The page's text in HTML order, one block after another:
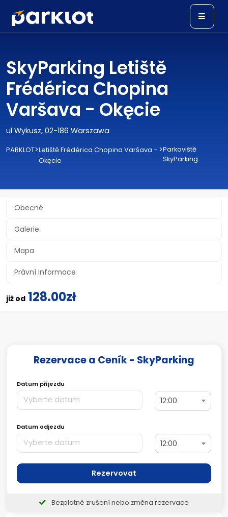
SkyParking Letiště
Frédérica Chopina
Varšava - Okęcie
ul Wykusz, 02-186 Warszawa
PARKLOT>Letiště Frédérica Chopina Varšava -
Okęcie
>Parkoviště
SkyParking
Obecné
Galerie
Mapa
Právní Informace
již od 128.00zł
Rezervace a Ceník - SkyParking
Datum příjezdu
12:00
Datum odjezdu
12:00
Rezervovat
Bezplatné zrušení nebo změna rezervace